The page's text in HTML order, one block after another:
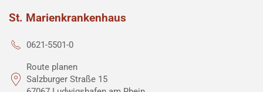
St. Marienkrankenhaus
0621-5501-0
Route planen
Salzburger Straße 15